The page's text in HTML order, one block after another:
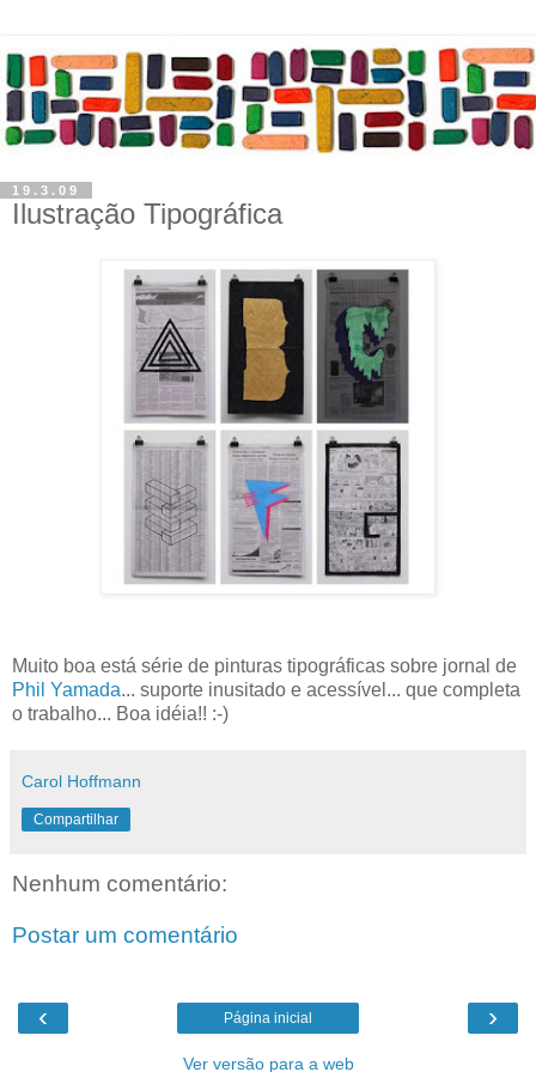
19.3.09
Ilustração Tipográfica
Muito boa está série de pinturas tipográficas sobre jornal de
Phil Yamada... suporte inusitado e acessível... que completa
o trabalho... Boa idéia!! :-)
Carol Hoffmann
Compartilhar
Nenhum comentário:
Postar um comentário
‹ ›
Página inicial
Ver versão para a web